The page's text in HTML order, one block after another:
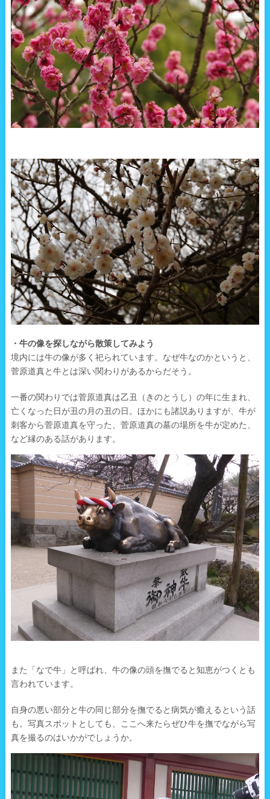
・牛の像を探しながら散策してみよう
境内には牛の像が多く祀られています。なぜ牛なのかというと、
菅原道真と牛とは深い関わりがあるからだそう。
一番の関わりでは菅原道真は乙丑（きのとうし）の年に生まれ、
亡くなった日が丑の月の丑の日。ほかにも諸説ありますが、牛が
刺客から菅原道真を守った、菅原道真の墓の場所を牛が定めた、
など縁のある話があります。
また「なで牛」と呼ばれ、牛の像の頭を撫でると知恵がつくとも
言われています。
自身の悪い部分と牛の同じ部分を撫でると病気が癒えるという話
も。写真スポットとしても、ここへ来たらぜひ牛を撫でながら写
真を撮るのはいかがでしょうか。